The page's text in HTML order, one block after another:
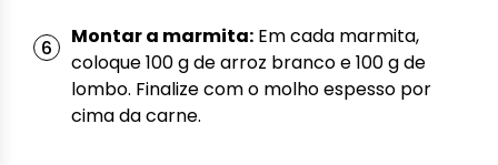
Montar a marmita: Em cada marmita,
coloque 100 g de arroz branco e 100 g de
lombo. Finalize com o molho espesso por
cima da carne.